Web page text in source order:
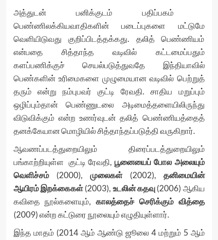
அத்துடன் பனிக்குடம் பதிப்பகம்
பெண்ணிலக்கியவாதிகளின் படைப்புகளை மட்டுமே
வெளியிடுவது குறிப்பிடத்தக்கது. தலித் பெண்ணியம்
என்பதை சித்தாந்த வடிவில் கட்டமைப்பதும்
களப்பணிக்குச் செயல்படுத்துவதே இந்தியாவில்
பெண்களின் உரிமைகளை முழுமையான வடிவில் பெற்றுத்
தரும் என்று நம்புபவர் குட்டி ரேவதி. சாதிய மறுப்பும்
ஒழிப்பும்தான் பெண்ணுடலை அடிமைத்தளையிலிருந்து
விடுவிக்கும் என்ற உணர்வுடன் தலித் பெண்ணியத்தைத்
தனக்கேயான மொழியில் சித்தாந்தப்படுத்தி வருகிறார்.
ஆவணப்படத்துறையிலும் திரைப்படத்துறையிலும்
பங்காற்றியுள்ள குட்டி ரேவதி,பூனையைப் போல அலையும்
வெளிச்சம்(2000), முலைகள்(2002), தனிமையின்
ஆயிரம் இறக்கைகள்(2003), உடலின் கதவு(2006) ஆகிய
கவிதை நூல்களையும், காலத்தைச் செரிக்கும் வித்தை
(2009) என்ற கட்டுரை நூலையும் எழுதியுள்ளார்.
இந்த மாதம் (2014 ஆம் ஆண்டு ஜூலை 4 மற்றும் 5 ஆம்